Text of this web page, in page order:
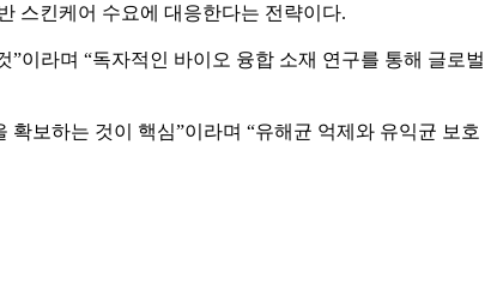
스킨케어 수요에 대응한다는 전략이다.
이라며 “독자적인 바이오 융합 소재 연구를 통해 글로벌
보하는 것이 핵심”이라며 “유해균 억제와 유익균 보호